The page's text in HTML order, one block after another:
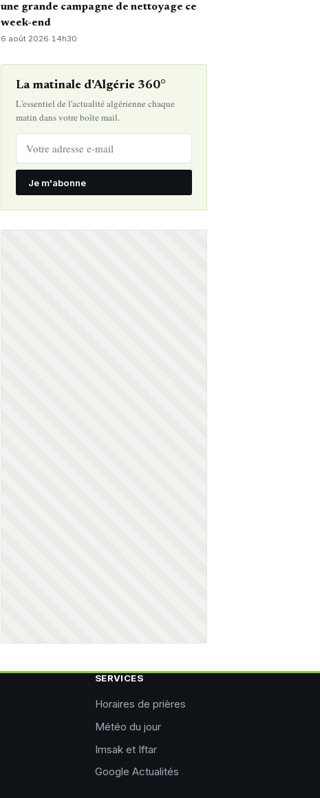
une grande campagne de nettoyage ce
week-end
6 août 2026· 14h30
La matinale d'Algérie 360°
L'essentiel de l'actualité algérienne chaque
matin dans votre boîte mail.
Je m'abonne
SERVICES
Horaires de prières
Météo du jour
Imsak et Iftar
Google Actualités